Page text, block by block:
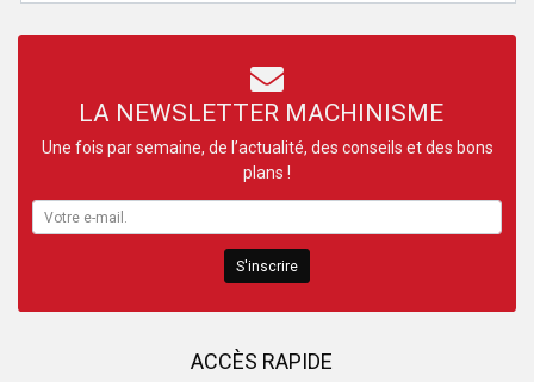
ACCÈS RAPIDE
LA NEWSLETTER MACHINISME
Une fois par semaine, de l’actualité, des conseils et des bons
plans !
S'inscrire